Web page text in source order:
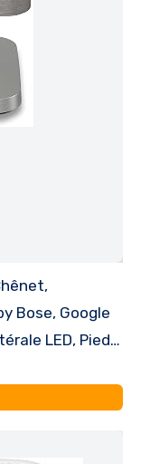
Bose, Google
LED, Pied
5 Ans*